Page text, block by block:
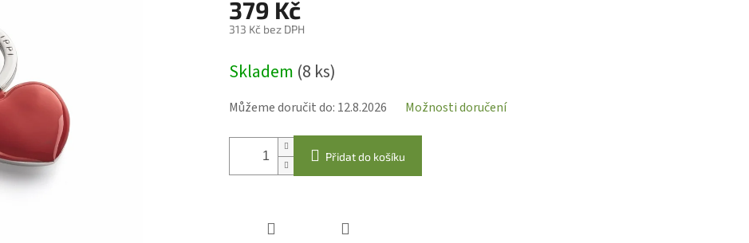
379 Kč
313 Kč bez DPH
cena:
Skladem (8 ks)
Můžeme doručit do: 12.8.2026 Možnosti doručení
Přidat do košíku